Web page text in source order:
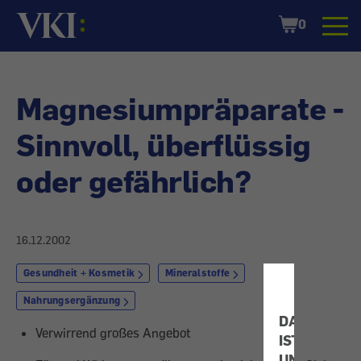
IST
Startseite
Shopping
Cart
0
Magnesiumpräparate -
Sinnvoll, überflüssig
oder gefährlich?
16.12.2002
Gesundheit + Kosmetik Mineralstoffe
Nahrungsergänzung
Verwirrend großes Angebot